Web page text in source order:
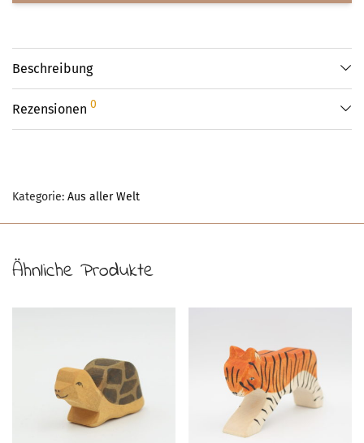
Beschreibung
Rezensionen 0
Kategorie: Aus aller Welt
Ähnliche Produkte